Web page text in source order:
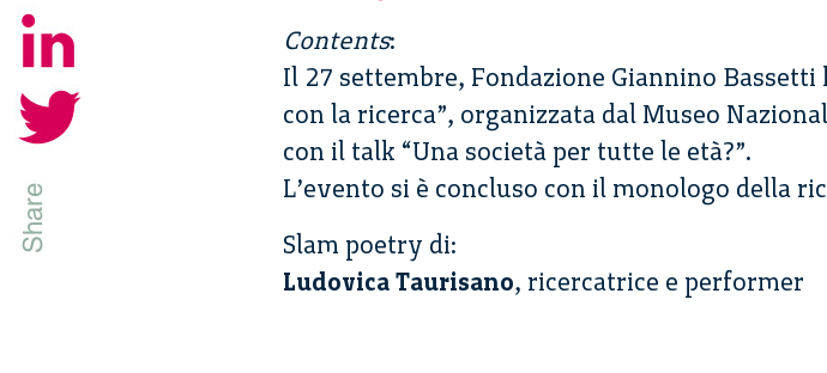
Contents:
Il 27 settembre, Fondazione Giannino Bassetti
con la ricerca”, organizzata dal Museo
con il talk “Una società per tutte le età?”.
L’evento si è concluso con il monologo della
Slam poetry di:
Ludovica Taurisano, ricercatrice e performer